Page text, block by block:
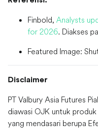
Finbold, Analysts
for 2026. Diakses
Featured Image:
Disclaimer
PT Valbury Asia Futures
diawasi OJK untuk
yang mendasari berupa